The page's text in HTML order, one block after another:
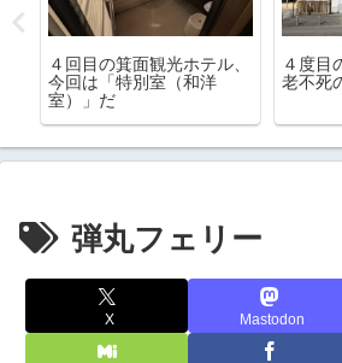
４回目の箕面観光ホテル、
今回は「特別室（和洋
室）」だ
４度目
老不死
弾丸フェリー
X Mastodon